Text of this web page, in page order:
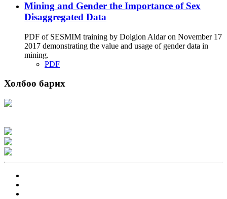
Mining and Gender the Importance of Sex
Disaggregated Data
PDF of SESMIM training by Dolgion Aldar on November 17
2017 demonstrating the value and usage of gender data in
mining.
PDF
Холбоо барих